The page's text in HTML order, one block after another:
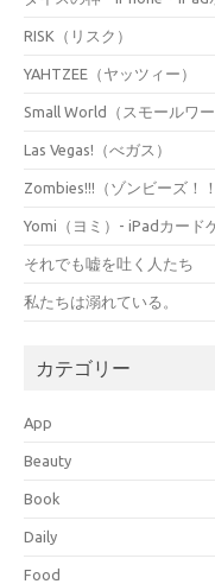
RISK（リスク）
YAHTZEE（ヤッツィー）
Small World（スモールワー
Las Vegas!（べガス）
Zombies!!!（ゾンビーズ！！
Yomi（ヨミ）- iPadカード
それでも嘘を吐く人たち
私たちは溺れている。
カテゴリー
App
Beauty
Book
Daily
Food